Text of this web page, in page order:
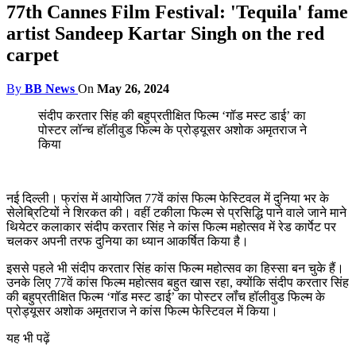
77th Cannes Film Festival: 'Tequila' fame
artist Sandeep Kartar Singh on the red
carpet
By BB News On May 26, 2024
संदीप करतार सिंह की बहुप्रतीक्षित फिल्म ‘गॉड मस्ट डाई’ का
पोस्टर लॉन्च हॉलीवुड फिल्म के प्रोड्यूसर अशोक अमृतराज ने
किया
नई दिल्ली। फ्रांस में आयोजित 77वें कांस फिल्म फेस्टिवल में दुनिया भर के
सेलेब्रिटियों ने शिरकत की। वहीं टकीला फिल्म से प्रसिद्धि पाने वाले जाने माने
थियेटर कलाकार संदीप करतार सिंह ने कांस फिल्म महोत्सव में रेड कार्पेट पर
चलकर अपनी तरफ दुनिया का ध्यान आकर्षित किया है।
इससे पहले भी संदीप करतार सिंह कांस फिल्म महोत्सव का हिस्सा बन चुके हैं।
उनके लिए 77वें कांस फिल्म महोत्सव बहुत खास रहा, क्योंकि संदीप करतार सिंह
की बहुप्रतीक्षित फिल्म ‘गॉड मस्ट डाई’ का पोस्टर लॉंच हॉलीवुड फिल्म के
प्रोड्यूसर अशोक अमृतराज ने कांस फिल्म फेस्टिवल में किया।
यह भी पढ़ें